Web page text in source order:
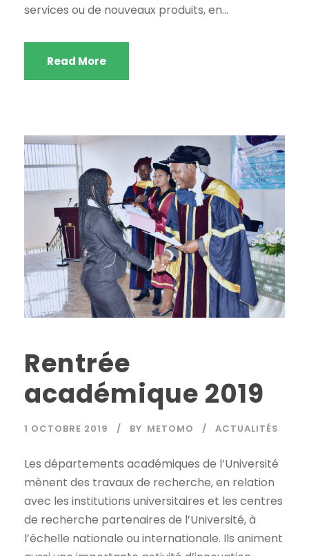
services ou de nouveaux produits, en...
Read More
Rentrée
académique 2019
1 OCTOBRE 2019 BY METOMO ACTUALITÉS
Les départements académiques de l’Université
mènent des travaux de recherche, en relation
avec les institutions universitaires et les centres
de recherche partenaires de l’Université, à
l’échelle nationale ou internationale. Ils animent